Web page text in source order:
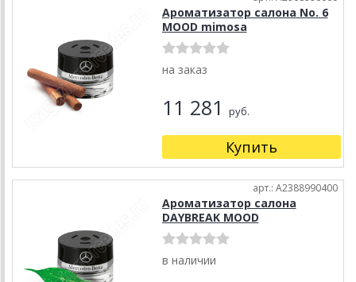
Ароматизатор салона No. 6
MOOD mimosa
на заказ
11 281 руб.
Купить
арт.: A2388990400
Ароматизатор салона
DAYBREAK MOOD
в наличии